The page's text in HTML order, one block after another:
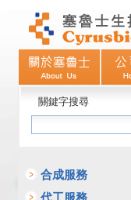
關鍵字搜尋
合成服務